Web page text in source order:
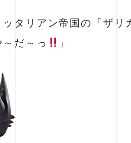
タリアン帝国の「ザリ
だ～っ
」